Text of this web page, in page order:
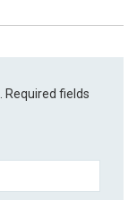
Required fields